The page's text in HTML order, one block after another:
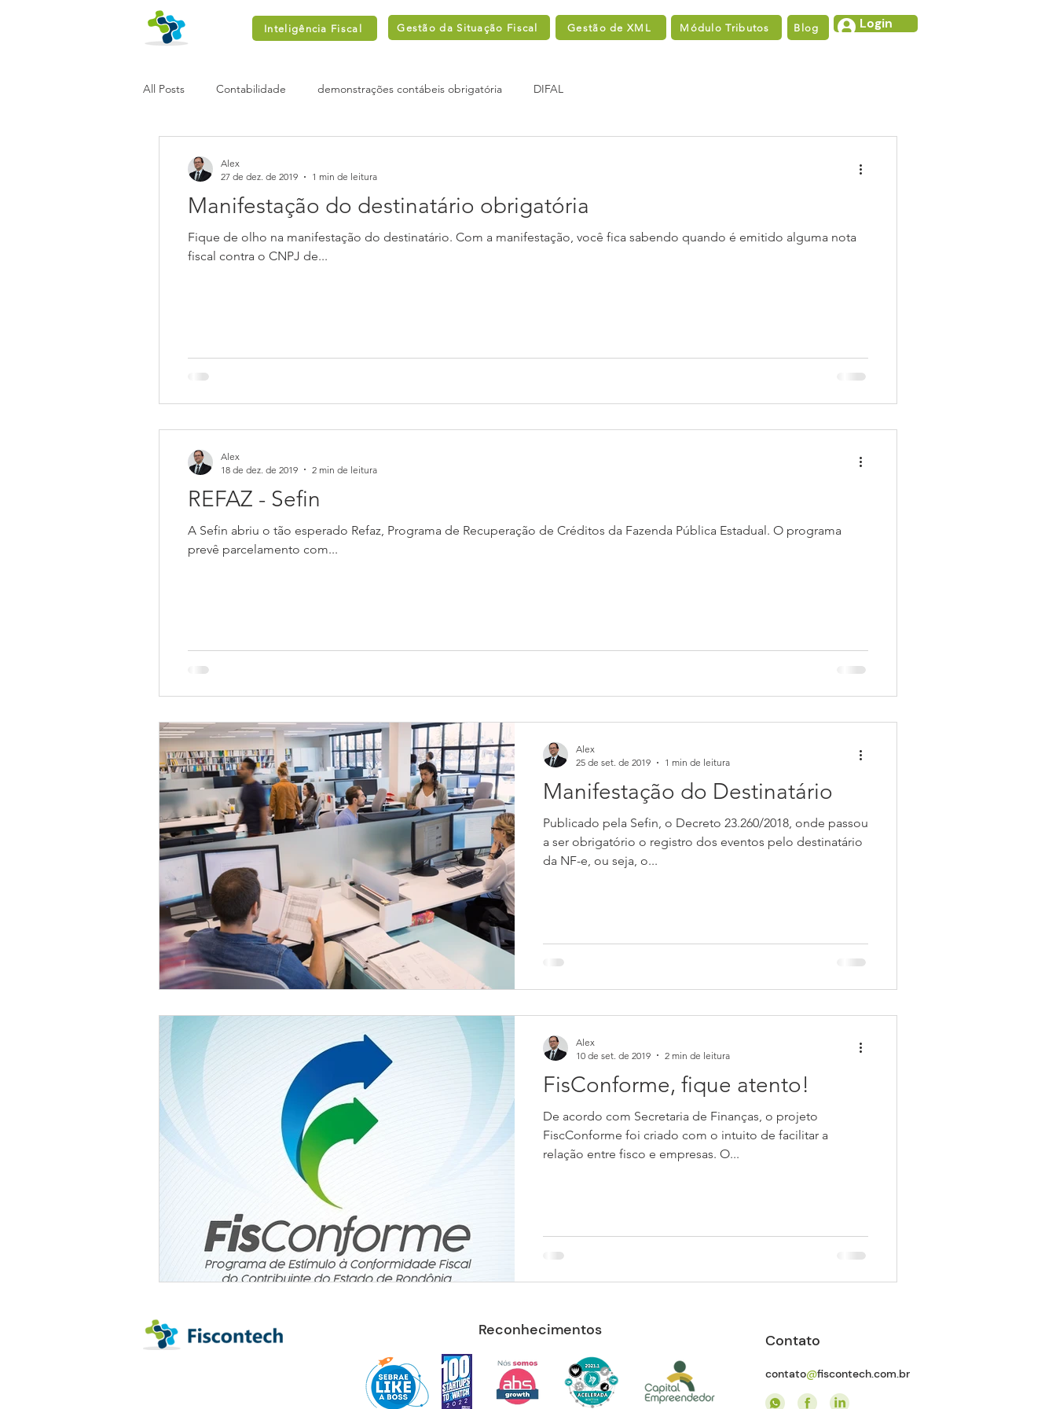
Gestão de XML Blog
Módulo Tributos Login
Gestão da Situação Fiscal
Inteligência Fiscal
All Posts Contabilidade demonstrações contábeis obrigatória DIFAL
Manifestação do destinatário obrigatória
Fique de olho na manifestação do destinatário. Com a manifestação, você fica sabendo quando é emitido alguma nota
fiscal contra o CNPJ de...
Alex
27 de dez. de 2019
1 min de leitura
REFAZ - Sefin
A Sefin abriu o tão esperado Refaz, Programa de Recuperação de Créditos da Fazenda Pública Estadual. O programa
prevê parcelamento com...
Alex
18 de dez. de 2019
2 min de leitura
Manifestação do Destinatário
Publicado pela Sefin, o Decreto 23.260/2018, onde passou
a ser obrigatório o registro dos eventos pelo destinatário
da NF-e, ou seja, o...
Alex
25 de set. de 2019
1 min de leitura
FisConforme, fique atento!
De acordo com Secretaria de Finanças, o projeto
FiscConforme foi criado com o intuito de facilitar a
relação entre fisco e empresas. O...
Alex
10 de set. de 2019
2 min de leitura
Reconhecimentos
Contato
contato@fiscontech.com.br